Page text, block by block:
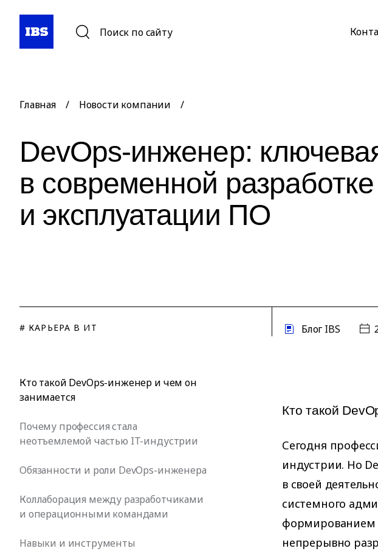
Поиск по сайту
Главная / Новости компании /
DevOps-инженер:
в современной разработке
и эксплуатации ПО
# КАРЬЕРА В ИТ Блог IBS
Кто такой DevOps-инженер и чем он
занимается
Почему профессия стала
неотъемлемой частью IT-индустрии
Обязанности и роли DevOps-инженера
Коллаборация между разработчиками
и операционными командами
Навыки и инструменты
Кто такой
Сегодня
индустрии. Но
в своей
системного
формированием
непрерывно